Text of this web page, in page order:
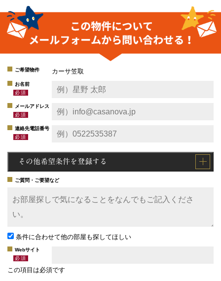
ご希望物件 カーサ笠取
お名前
メールアドレス
連絡先電話番号
その他希望条件を登録する
ご質問・ご要望など
条件に合わせて他の部屋も探してほしい
Webサイト
この項目は必須です